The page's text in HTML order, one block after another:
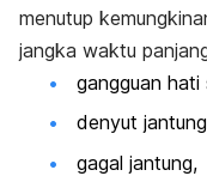
menutup
jangka waktu
gangguan hati
denyut
gagal jantung,